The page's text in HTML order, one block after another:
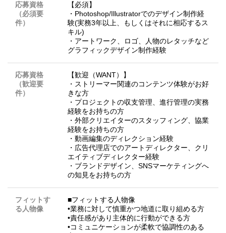
応募資格
（必須要
件）
【必須】
・Photoshop/Illustratorでのデザイン制作経
験(実務3年以上、もしくはそれに相応するス
キル)
・アートワーク、ロゴ、人物のレタッチなど
グラフィックデザイン制作経験
応募資格
（歓迎要
件）
【歓迎（WANT）】
・ストリーマー関連のコンテンツ体験がお好
きな方
・プロジェクトの収支管理、進行管理の実務
経験をお持ちの方
・外部クリエイターのスタッフィング、協業
経験をお持ちの方
・動画編集のディレクション経験
・広告代理店でのアートディレクター、クリ
エイティブディレクター経験
・ブランドデザイン、SNSマーケティングへ
の知見をお持ちの方
フィットす
る人物像
■フィットする人物像
•業務に対して慎重かつ地道に取り組める方
•責任感があり主体的に行動ができる方
•コミュニケーションが柔軟で協調性のある